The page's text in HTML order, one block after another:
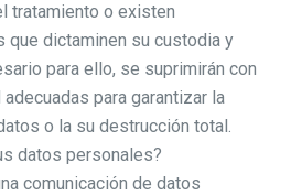
tratamiento o existen
dictaminen su custodia y
para ello, se suprimirán con
para garantizar la
o la su destrucción total.
datos personales?
comunicación de datos